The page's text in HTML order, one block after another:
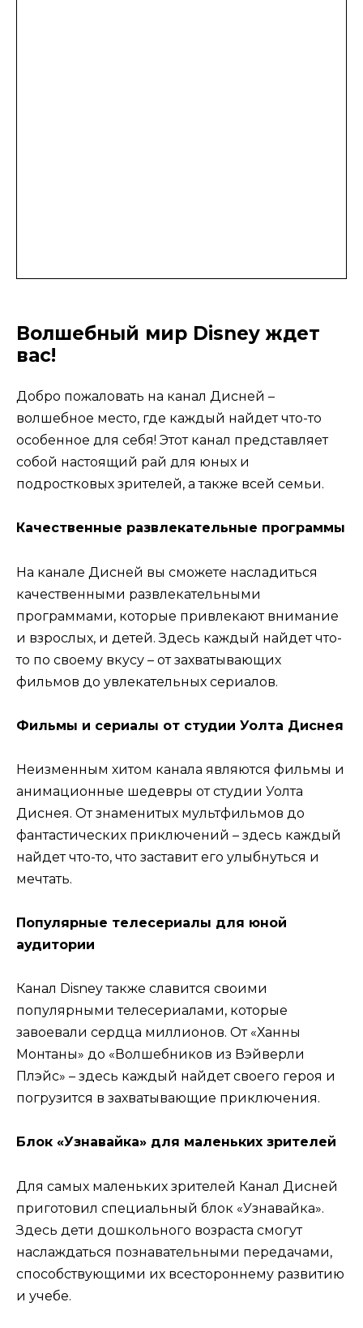
Волшебный мир Disney ждет
вас!
Добро пожаловать на канал Дисней –
волшебное место, где каждый найдет что-то
особенное для себя! Этот канал представляет
собой настоящий рай для юных и
подростковых зрителей, а также всей семьи.
Качественные развлекательные программы
На канале Дисней вы сможете насладиться
качественными развлекательными
программами, которые привлекают внимание
и взрослых, и детей. Здесь каждый найдет что-
то по своему вкусу – от захватывающих
фильмов до увлекательных сериалов.
Фильмы и сериалы от студии Уолта Диснея
Неизменным хитом канала являются фильмы и
анимационные шедевры от студии Уолта
Диснея. От знаменитых мультфильмов до
фантастических приключений – здесь каждый
найдет что-то, что заставит его улыбнуться и
мечтать.
Популярные телесериалы для юной
аудитории
Канал Disney также славится своими
популярными телесериалами, которые
завоевали сердца миллионов. От «Ханны
Монтаны» до «Волшебников из Вэйверли
Плэйс» – здесь каждый найдет своего героя и
погрузится в захватывающие приключения.
Блок «Узнавайка» для маленьких зрителей
Для самых маленьких зрителей Канал Дисней
приготовил специальный блок «Узнавайка».
Здесь дети дошкольного возраста смогут
наслаждаться познавательными передачами,
способствующими их всестороннему развитию
и учебе.